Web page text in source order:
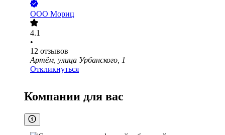
ООО Мориц
4.1
•
12 отзывов
Артём, улица Урбанского, 1
Откликнуться
Компании для вас